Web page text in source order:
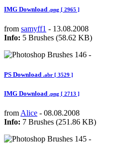
IMG Download .png [ 2965 ]
from samyff1 - 13.08.2008
Info: 5 Brushes (58.62 KB)
PS Download .abr [ 3529 ]
IMG Download .png [ 2713 ]
from Alice - 08.08.2008
Info: 7 Brushes (251.86 KB)